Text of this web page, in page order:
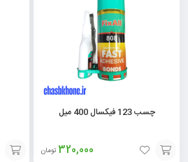
چسب 123 فیکسال 400 میل
320,000 تومان